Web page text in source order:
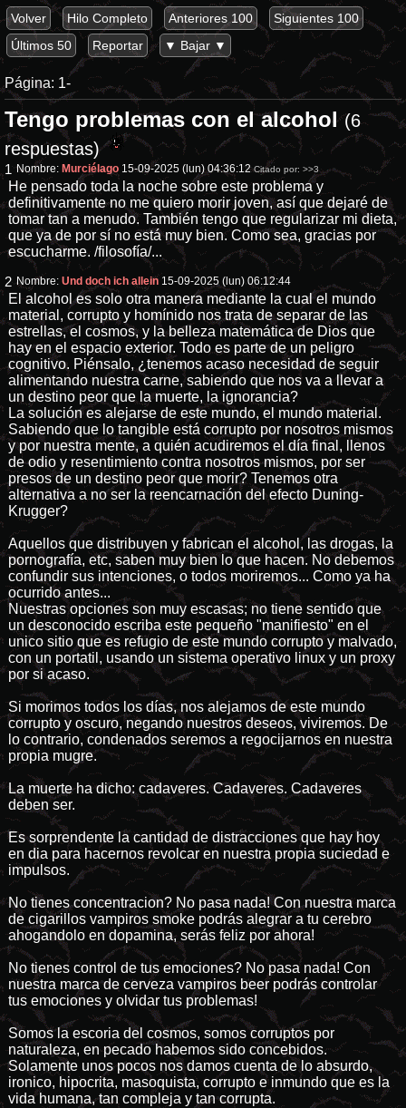
Volver Hilo Completo Anteriores 100
Siguientes 100
Últimos 50
Reportar ▼ Bajar ▼
Página: 1-
Tengo problemas con el alcohol (6
respuestas)
1 Nombre: Murciélago 15-09-2025 (lun) 04:36:12 Citado por:>>3
He pensado toda la noche sobre este problema y
definitivamente no me quiero morir joven, así que dejaré de
tomar tan a menudo. También tengo que regularizar mi dieta,
que ya de por sí no está muy bien. Como sea, gracias por
escucharme. /filosofía/...
2 Nombre:Und doch ich allein 15-09-2025 (lun) 06:12:44
El alcohol es solo otra manera mediante la cual el mundo
material, corrupto y homínido nos trata de separar de las
estrellas, el cosmos, y la belleza matemática de Dios que
hay en el espacio exterior. Todo es parte de un peligro
cognitivo. Piénsalo, ¿tenemos acaso necesidad de seguir
alimentando nuestra carne, sabiendo que nos va a llevar a
un destino peor que la muerte, la ignorancia?
La solución es alejarse de este mundo, el mundo material.
Sabiendo que lo tangible está corrupto por nosotros mismos
y por nuestra mente, a quién acudiremos el día final, llenos
de odio y resentimiento contra nosotros mismos, por ser
presos de un destino peor que morir? Tenemos otra
alternativa a no ser la reencarnación del efecto Duning-
Krugger?
Aquellos que distribuyen y fabrican el alcohol, las drogas, la
pornografía, etc, saben muy bien lo que hacen. No debemos
confundir sus intenciones, o todos moriremos... Como ya ha
ocurrido antes...
Nuestras opciones son muy escasas; no tiene sentido que
un desconocido escriba este pequeño "manifiesto" en el
unico sitio que es refugio de este mundo corrupto y malvado,
con un portatil, usando un sistema operativo linux y un proxy
por si acaso.
Si morimos todos los días, nos alejamos de este mundo
corrupto y oscuro, negando nuestros deseos, viviremos. De
lo contrario, condenados seremos a regocijarnos en nuestra
propia mugre.
La muerte ha dicho: cadaveres. Cadaveres. Cadaveres
deben ser.
Es sorprendente la cantidad de distracciones que hay hoy
en dia para hacernos revolcar en nuestra propia suciedad e
impulsos.
No tienes concentracion? No pasa nada! Con nuestra marca
de cigarillos vampiros smoke podrás alegrar a tu cerebro
ahogandolo en dopamina, serás feliz por ahora!
No tienes control de tus emociones? No pasa nada! Con
nuestra marca de cerveza vampiros beer podrás controlar
tus emociones y olvidar tus problemas!
Somos la escoria del cosmos, somos corruptos por
naturaleza, en pecado habemos sido concebidos.
Solamente unos pocos nos damos cuenta de lo absurdo,
ironico, hipocrita, masoquista, corrupto e inmundo que es la
vida humana, tan compleja y tan corrupta.